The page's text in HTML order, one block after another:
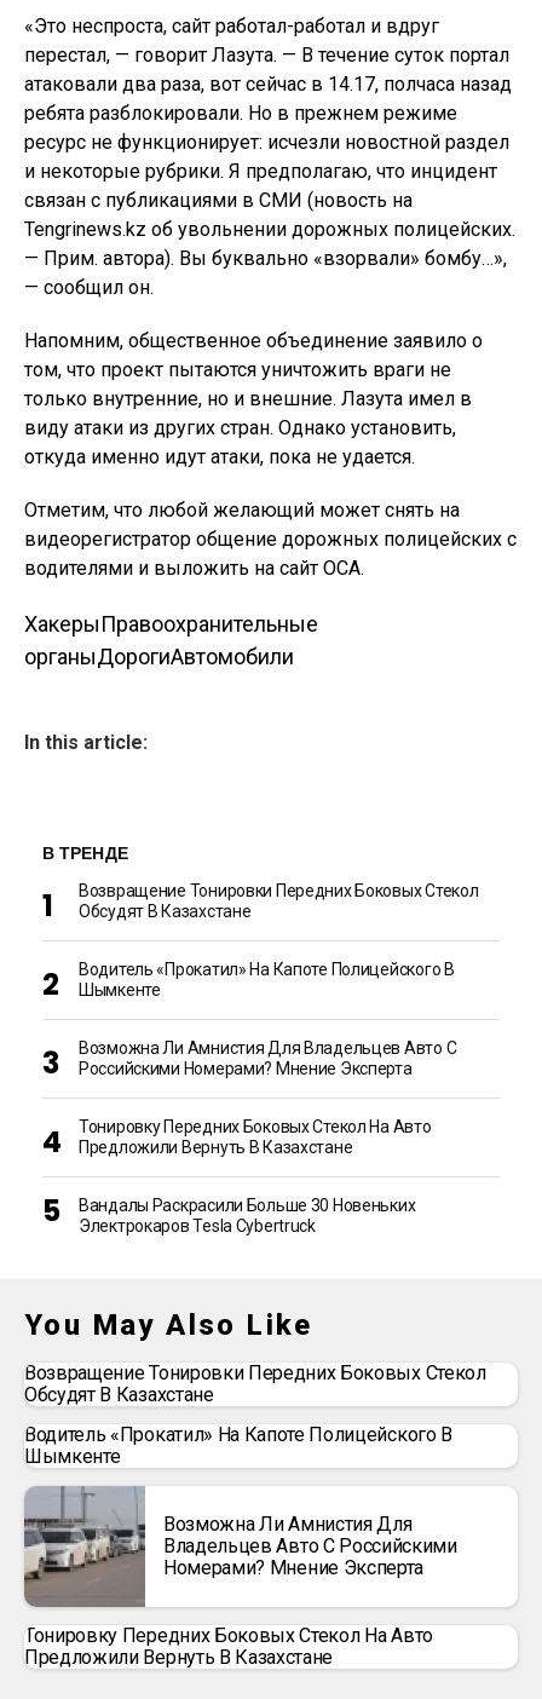
«Это неспроста, сайт работал-работал и вдруг
перестал, — говорит Лазута. — В течение суток портал
атаковали два раза, вот сейчас в 14.17, полчаса назад
ребята разблокировали. Но в прежнем режиме
ресурс не функционирует: исчезли новостной раздел
и некоторые рубрики. Я предполагаю, что инцидент
связан с публикациями в СМИ (новость на
Tengrinews.kz об увольнении дорожных полицейских.
— Прим. автора). Вы буквально «взорвали» бомбу…»,
— сообщил он.
Напомним, общественное объединение заявило о
том, что проект пытаются уничтожить враги не
только внутренние, но и внешние. Лазута имел в
виду атаки из других стран. Однако установить,
откуда именно идут атаки, пока не удается.
Отметим, что любой желающий может снять на
видеорегистратор общение дорожных полицейских с
водителями и выложить на сайт ОСА.
ХакерыПравоохранительные
органыДорогиАвтомобили
In this article:
В ТРЕНДЕ
Возвращение Тонировки Передних Боковых Стекол
Обсудят В Казахстане
Водитель «прокатил» На Капоте Полицейского В
Шымкенте
Возможна Ли Амнистия Для Владельцев Авто С
Российскими Номерами? Мнение Эксперта
Тонировку Передних Боковых Стекол На Авто
Предложили Вернуть В Казахстане
Вандалы Раскрасили Больше 30 Новеньких
Электрокаров Tesla Cybertruck
You May Also Like
Возвращение Тонировки Передних Боковых Стекол
Обсудят В Казахстане
Водитель «прокатил» На Капоте Полицейского В
Шымкенте
Возможна Ли Амнистия Для
Владельцев Авто С Российскими
Номерами? Мнение Эксперта
Тонировку Передних Боковых Стекол На Авто
Предложили Вернуть В Казахстане